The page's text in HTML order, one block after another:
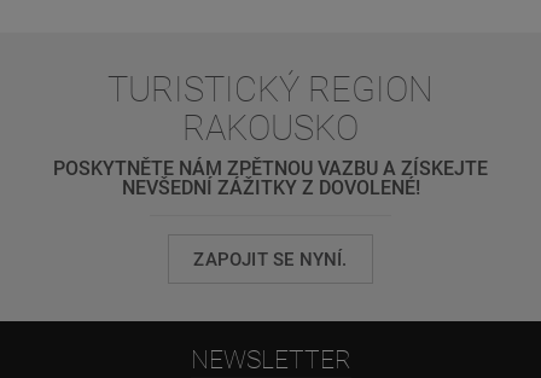
TURISTICKÝ REGION
RAKOUSKO
POSKYTNĚTE NÁM ZPĚTNOU VAZBU A ZÍSKEJTE
NEVŠEDNÍ ZÁŽITKY Z DOVOLENÉ!
ZAPOJIT SE NYNÍ.
NEWSLETTER